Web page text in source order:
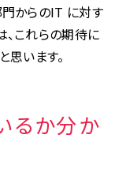
門からのIT に対す
、これらの期待に
います。
るか分か